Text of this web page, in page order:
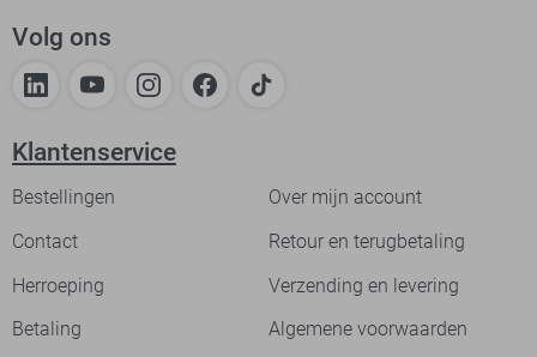
Volg ons
Klantenservice
Bestellingen
Over mijn account
Contact
Retour en terugbetaling
Herroeping
Verzending en levering
Betaling
Algemene voorwaarden